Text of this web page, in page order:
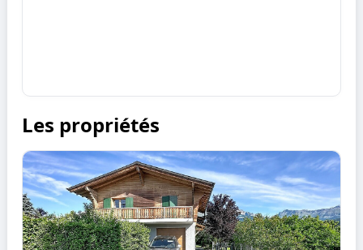
Les propriétés